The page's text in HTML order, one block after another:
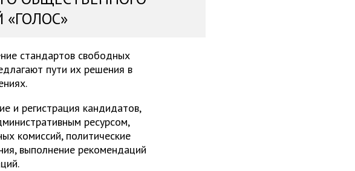
стандартов свободных
пути их решения в
и регистрация кандидатов,
ресурсом,
комиссий, политические
выполнение рекомендаций